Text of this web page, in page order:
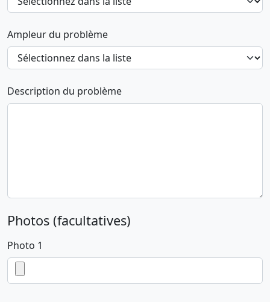
Ampleur du problème
Description du problème
Photos (facultatives)
Photo 1